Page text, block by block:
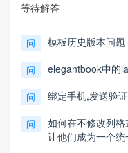
等待解答
问 模板历史版本问题
问 elegantbook中的
问 绑定手机,发送验
问
如何在不修改列
让他们成为一个